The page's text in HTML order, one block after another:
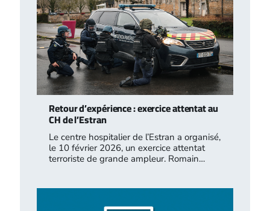
Retour d’expérience : exercice attentat au
CH de l’Estran
Le centre hospitalier de l’Estran a organisé,
le 10 février 2026, un exercice attentat
terroriste de grande ampleur. Romain…